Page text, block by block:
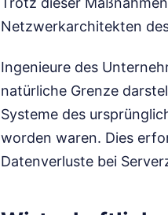
Netzwerkarchitekten
Ingenieure des
natürliche Grenze
Systeme des
worden waren. Dies
Datenverluste bei